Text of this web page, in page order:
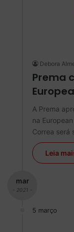
Debora
Prema
A Prema
na
Correa será
Leia
mar
- 2021 -
5 março